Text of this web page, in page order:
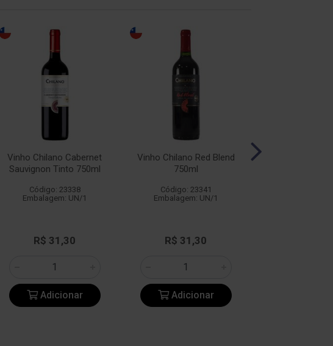
Vinho Chilano Cabernet
Sauvignon Tinto 750ml
Código: 23338
Embalagem: UN/1
R$ 31,30
Adicionar
Vinho Chilano Red Blend
750ml
Código: 23341
Embalagem: UN/1
R$ 31,30
Adicionar